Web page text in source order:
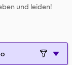
und leiden!